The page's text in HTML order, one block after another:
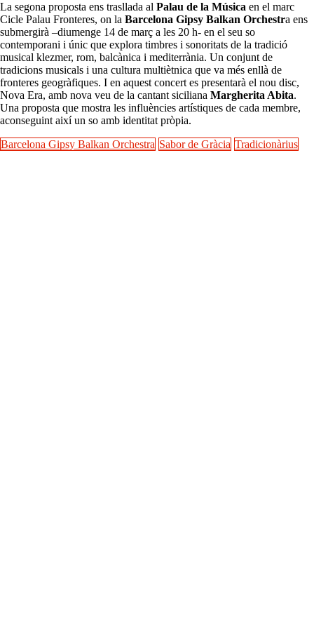
La segona proposta ens trasllada al Palau de la Música en el marc
Cicle Palau Fronteres, on la Barcelona Gipsy Balkan Orchestra ens
submergirà –diumenge 14 de març a les 20 h- en el seu so
contemporani i únic que explora timbres i sonoritats de la tradició
musical klezmer, rom, balcànica i mediterrània. Un conjunt de
tradicions musicals i una cultura multiètnica que va més enllà de
fronteres geogràfiques. I en aquest concert es presentarà el nou disc,
Nova Era, amb nova veu de la cantant siciliana Margherita Abita.
Una proposta que mostra les influències artístiques de cada membre,
aconseguint així un so amb identitat pròpia.
Barcelona Gipsy Balkan Orchestra Sabor de Gràcia Tradicionàrius